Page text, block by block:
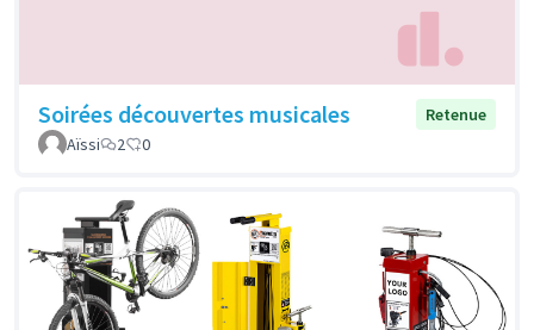
Soirées découvertes musicales
Retenue
Aïssi
2 0